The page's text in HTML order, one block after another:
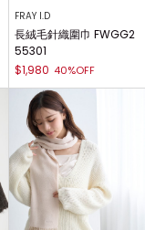
FRAY I.D
長絨毛針織圍巾 FWGG2
55301
$1,980 40%OFF